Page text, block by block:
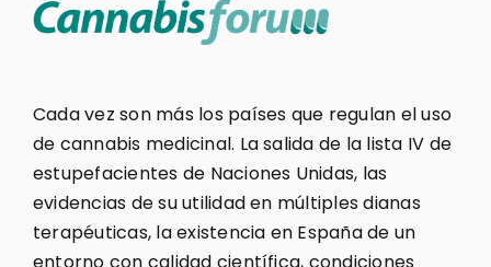
Cada vez son más los países que regulan el uso
de cannabis medicinal. La salida de la lista IV de
estupefacientes de Naciones Unidas, las
evidencias de su utilidad en múltiples dianas
terapéuticas, la existencia en España de un